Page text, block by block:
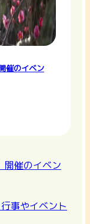
催のイベン
開催のイベン
事やイベント